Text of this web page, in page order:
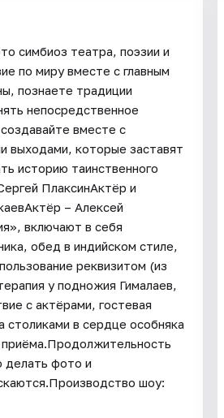
симбиоз театра, поэзии и
по миру вместе с главным
познаете традиции
непосредственное
вместе с
выходами, которые заставят
историю таинственного
ПлаксинАктёр и
– Алексей
включают в себя
обед в индийском стиле,
реквизитом (из
у подножия Гималаев,
с актёрами, гостевая
столиками в сердце особняка
делать фото и
шоу: